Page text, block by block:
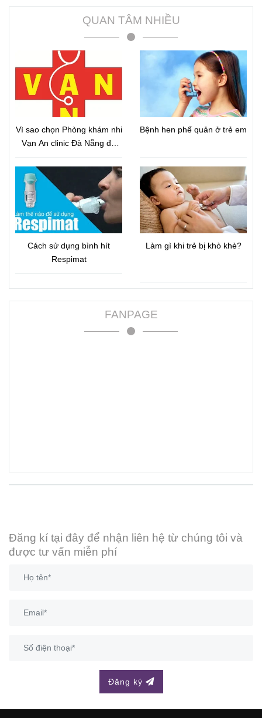
QUAN TÂM NHIỀU
Vì sao chọn Phòng khám nhi
Vạn An clinic Đà Nẵng để
Bệnh hen phế quản ở trẻ em
Cách sử dụng bình hít
Respimat
Làm gì khi trẻ bị khò khè?
FANPAGE
Đăng kí tại đây để nhận liên hệ từ chúng tôi và
được tư vấn miễn phí
Đăng ký